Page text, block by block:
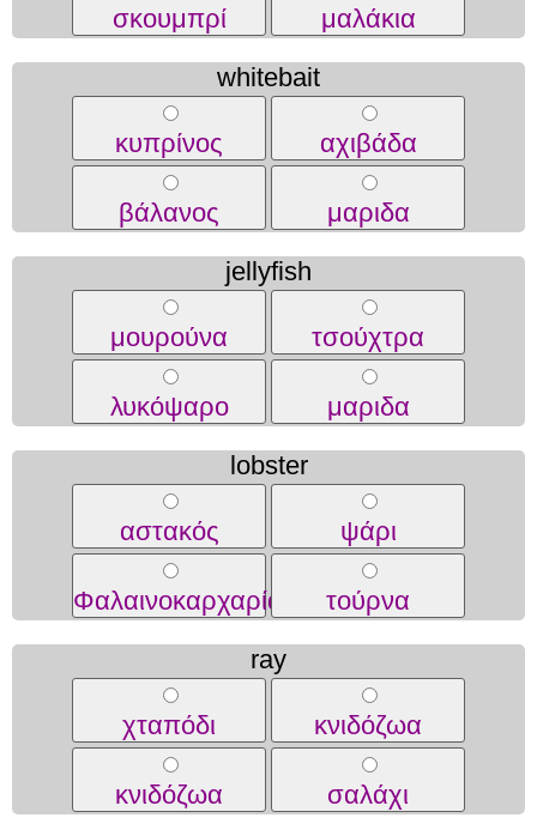
σκουμπρί
μαλάκια
whitebait
κυπρίνος αχιβάδα
βάλανος
μαριδα
jellyfish
μουρούνα τσούχτρα
λυκόψαρο
μαριδα
lobster
αστακός ψάρι
Φαλαινοκαρχαρίας
τούρνα
ray
χταπόδι κνιδόζωα
κνιδόζωα
σαλάχι